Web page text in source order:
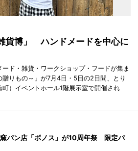
貨博」 ハンドメードを中心に
ード・雑貨・ワークショップ・フードが集ま
りもの～」が7月4日・5日の2日間、とり
）イベントホール1階展示室で開催され
パン店「ボノス」が10周年祭 限定パ